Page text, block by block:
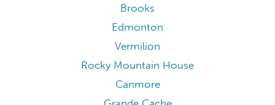
Brooks
Edmonton
Vermilion
Rocky Mountain House
Canmore